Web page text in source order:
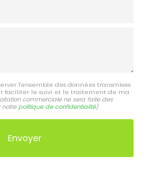
l'ensemble des données transmises
faciliter le suivi et le traitement de ma
commerciale ne sera faite des
notrepolitique de confidentialité)